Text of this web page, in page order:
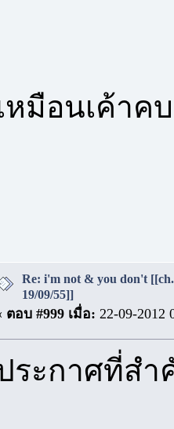
หมือนเค้าค
Re: i'm not & you don't
19/09/55]]
ตอบ #999 เมื่อ: 22-09-2012
ระกาศที่ส